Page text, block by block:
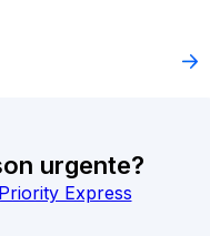
urgente?
Express